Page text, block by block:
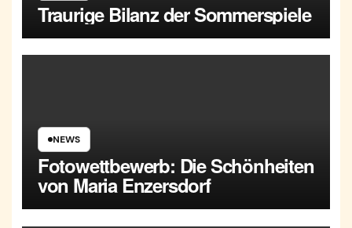
Traurige Bilanz der Sommerspiele
NEWS
Fotowettbewerb: Die Schönheiten
von Maria Enzersdorf